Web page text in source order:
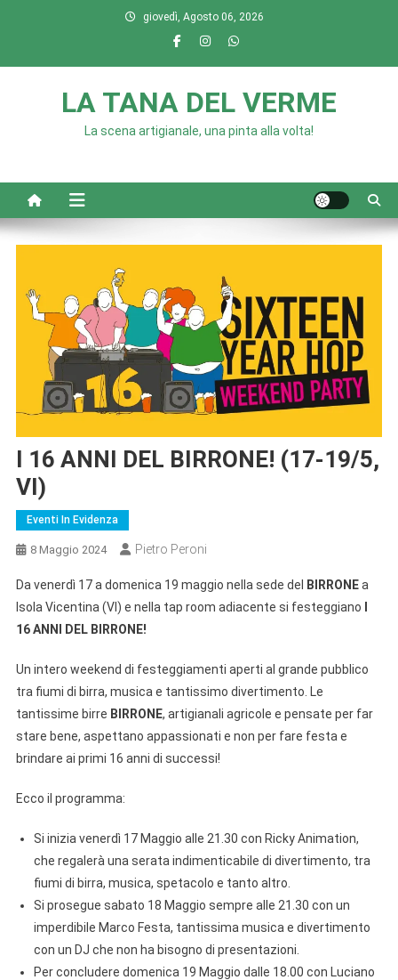
giovedì, Agosto 06, 2026
LA TANA DEL VERME
La scena artigianale, una pinta alla volta!
I 16 ANNI DEL BIRRONE! (17-19/5,
VI)
Eventi In Evidenza
8 Maggio 2024 Pietro Peroni
Da venerdì 17 a domenica 19 maggio nella sede del BIRRONEa
Isola Vicentina (VI) e nella tap room adiacente si festeggiano
16 ANNI DEL BIRRONE!
Un intero weekend di festeggiamenti aperti al grande pubblico
tra fiumi di birra, musica e tantissimo divertimento. Le
tantissime birre BIRRONE, artigianali agricole e pensate per far
stare bene, aspettano appassionati e non per fare festa e
brindare ai primi 16 anni di successi!
Ecco il programma:
Si inizia venerdì 17 Maggio alle 21.30 con Ricky Animation,
che regalerà una serata indimenticabile di divertimento, tra
fiumi di birra, musica, spetacolo e tanto altro.
Si prosegue sabato 18 Maggio sempre alle 21.30 con un
imperdibile Marco Festa, tantissima musica e divertimento
con un DJ che non ha bisogno di presentazioni.
Per concludere domenica 19 Maggio dalle 18.00 con Luciano